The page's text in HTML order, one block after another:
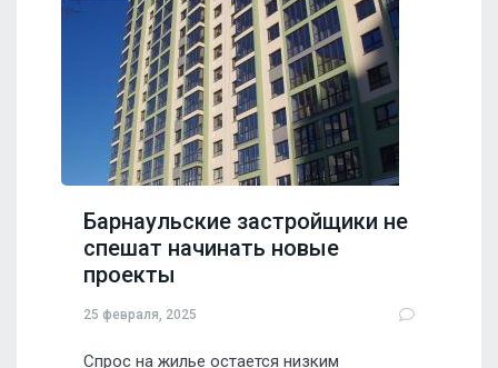
Барнаульские застройщики не
спешат начинать новые
проекты
25 февраля, 2025
Спрос на жилье остается низким